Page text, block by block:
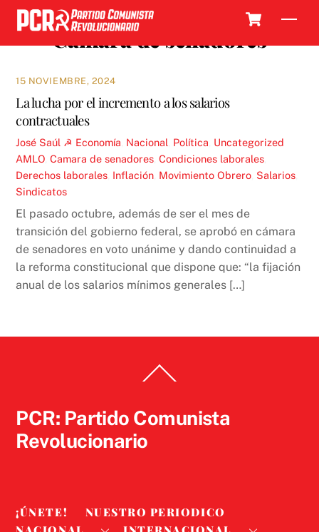
Skip
content
Camara de senadores
15 NOVIEMBRE, 2024
La lucha por el incremento a los salarios
contractuales
José Saúl ☭ Economía Nacional Política Uncategorized
AMLO ,Camara de senadores ,Condiciones laborales
Derechos laborales Inflación Movimiento Obrero Salarios
Sindicatos
El pasado octubre, además de ser el mes de
transición del gobierno federal, se aprobó en cámara
de senadores en voto unánime y dando continuidad a
la reforma constitucional que dispone que: “la fijación
anual de los salarios mínimos generales […]
To
PCR: Partido Comunista
Revolucionario
¡ÚNETE!
NUESTRO PERIODICO